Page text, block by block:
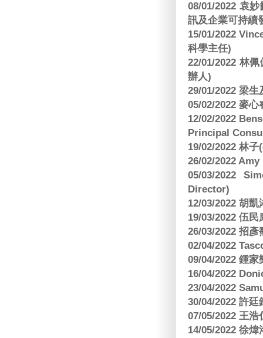
08/01/2022 袁
訊及企業可持續
15/01/2022
科學主任)
22/01/2022 林
辦人)
29/01/2022 梁
05/02/2022 麥
12/02/2022
Principal
19/02/2022 林
26/02/2022
05/03/2022
Director)
12/03/2022 胡
19/03/2022 伍
26/03/2022 招
02/04/2022
09/04/2022 鍾
16/04/2022
23/04/2022
30/04/2022 許
07/05/2022 王
14/05/2022 徐